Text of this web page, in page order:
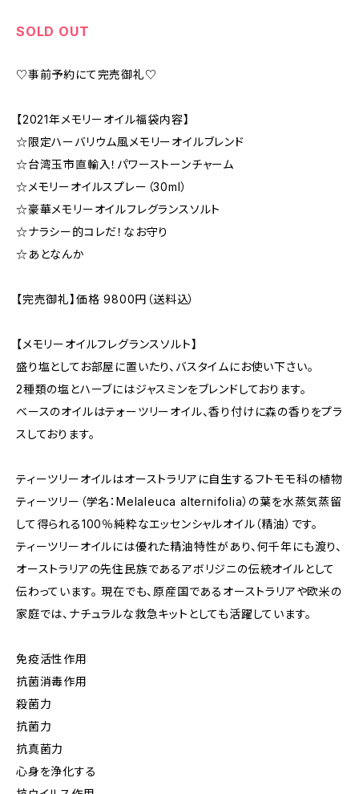
SOLD OUT
♡事前予約にて完売御礼♡
【2021年メモリーオイル福袋内容】
☆限定ハーバリウム風メモリーオイルブレンド
☆台湾玉市直輸入！パワーストーンチャーム
☆メモリーオイルスプレー（30ml）
☆豪華メモリーオイルフレグランスソルト
☆ナラシー的コレだ！なお守り
☆あとなんか
【完売御礼】価格 9800円（送料込）
【メモリーオイルフレグランスソルト】
盛り塩としてお部屋に置いたり、バスタイムにお使い下さい。
2種類の塩とハーブにはジャスミンをブレンドしております。
ベースのオイルはテォーツリーオイル、香り付けに森の香りをプラ
スしております。
ティーツリーオイルはオーストラリアに自生するフトモモ科の植物
ティーツリー（学名：Melaleuca alternifolia）の葉を水蒸気蒸留
して得られる100％純粋なエッセンシャルオイル（精油）です。
ティーツリーオイルには優れた精油特性があり、何千年にも渡り、
オーストラリアの先住民族であるアボリジニの伝統オイルとして
伝わっています。 現在でも、原産国であるオーストラリアや欧米の
家庭では、ナチュラルな救急キットとしても活躍しています。
免疫活性作用
抗菌消毒作用
殺菌力
抗菌力
抗真菌力
心身を浄化する